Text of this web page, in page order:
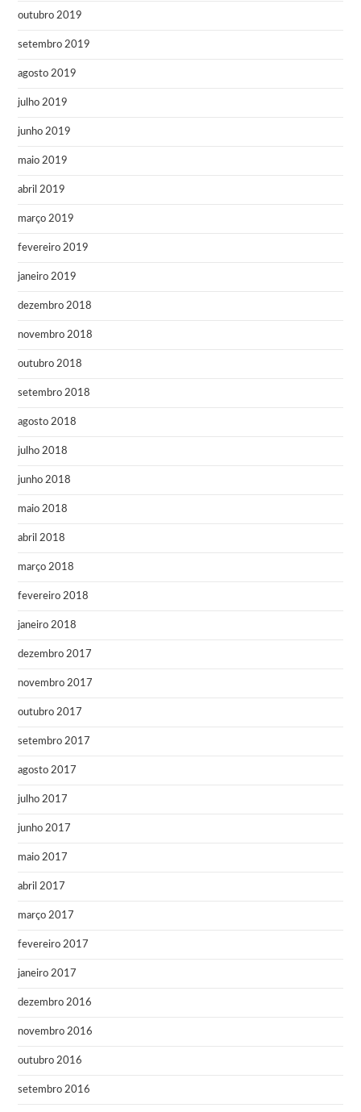
outubro 2019
setembro 2019
agosto 2019
julho 2019
junho 2019
maio 2019
abril 2019
março 2019
fevereiro 2019
janeiro 2019
dezembro 2018
novembro 2018
outubro 2018
setembro 2018
agosto 2018
julho 2018
junho 2018
maio 2018
abril 2018
março 2018
fevereiro 2018
janeiro 2018
dezembro 2017
novembro 2017
outubro 2017
setembro 2017
agosto 2017
julho 2017
junho 2017
maio 2017
abril 2017
março 2017
fevereiro 2017
janeiro 2017
dezembro 2016
novembro 2016
outubro 2016
setembro 2016